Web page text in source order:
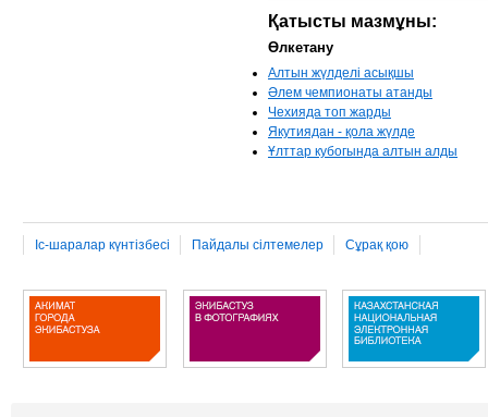
Қатысты мазмұны:
Өлкетану
Алтын жүлделі асықшы
Әлем чемпионаты атанды
Чехияда топ жарды
Якутиядан - қола жүлде
Ұлттар кубогында алтын алды
Іс-шаралар күнтізбесі Пайдалы сілтемелер Сұрақ қою